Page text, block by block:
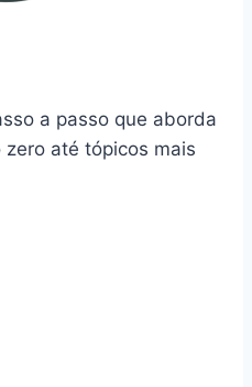
a passo que aborda
até tópicos mais